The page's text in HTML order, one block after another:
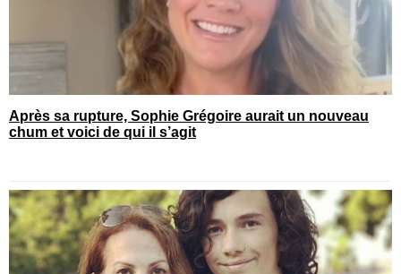
Après sa rupture, Sophie Grégoire aurait un nouveau
chum et voici de qui il s’agit